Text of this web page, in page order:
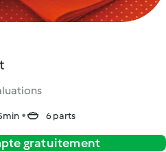
6 parts
gratuitement